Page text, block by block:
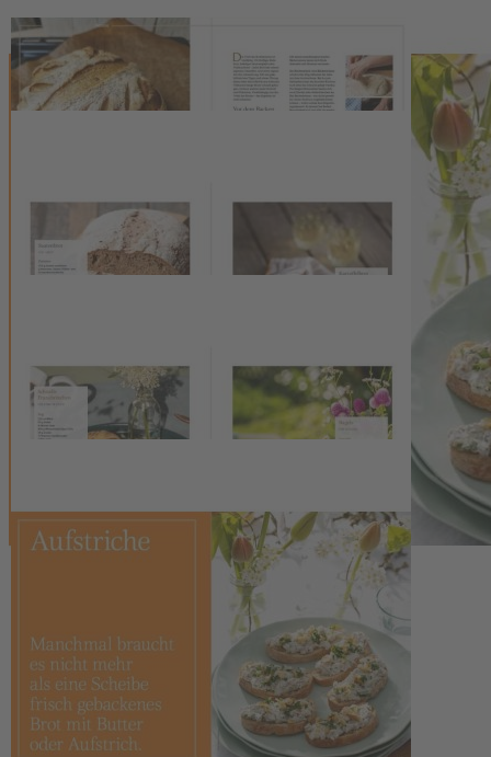
Hier finden Sie die besten Brotrezepte aus 20 Jahren Landlust.
Beschreibung
Es gibt kaum etwas Urspünglicheres, als Brot zu backen. Wenn
Mehl, Wasser, Salz und Zeit aufeinandertreffen, entsteht mehr als ein
Laib Brot. Es ist ein Stück Kultur, ein Symbol der Gemeinschaft,
Entschleunigung in einer schnelllebigen Zeit. Denn ein Teig darf
ruhen, wachsen und reifen. Er fordert Geduld. Vom rustikalen
Bauernbrot über kerniges Vollkornbrot und weiche Milchbrötchen
bis zum knusprigen Knäcke – wir haben aus 20 Jahren Landlust
unsere besten Rezepte zusammengetragen. Dazu kommen einfache
Rezepte für herzhafte Aufstriche
und Ideen, wie sich Brotreste sinnvoll und lecker verwerten lassen.
Wir wünschen viel Freude beim Brotbacken.
Leserservice der DMM Verlagsgruppe
Hülsebrockstr. 2 - 8
02501 / 801 - 4493
Mo. - Fr. 8 - 18 Uhr + Sa. 8 - 13 Uhr